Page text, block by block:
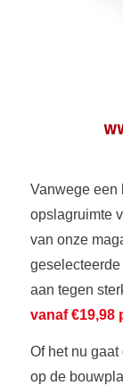
Vanwege een
opslagruimte
van onze
aan tegen
vanaf €19,98
Of het nu
op de